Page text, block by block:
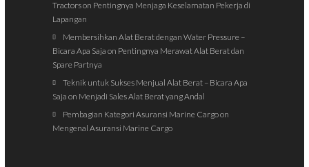
Tractorson Pentingnya Menjaga Keselamatan Pekerja di
Lapangan
Membersihkan Alat Berat dengan Water Pressure –
Bicara Apa Saja on Pentingnya Merawat Alat Berat dan
Spare Partnya
Teknik untuk Sukses Menjual Alat Berat – Bicara Apa
Saja on Menjadi Sales Alat Berat yang Andal
Pembagian Kategori Asuransi Marine Cargoon
Mengenal Asuransi Marine Cargo